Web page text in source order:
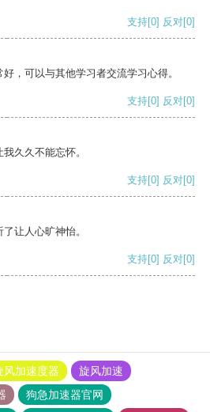
支持[0] 反对[0]
，可以与其他学习者交流学习心得。
支持[0] 反对[0]
久久不能忘怀。
支持[0] 反对[0]
让人心旷神怡。
支持[0] 反对[0]
风加速度器
旋风加速
狗急加速器官网